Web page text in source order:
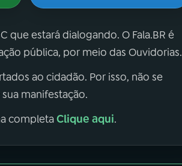
que estará dialogando. O Fala.BR é
pública, por meio das Ouvidorias.
ao cidadão. Por isso, não se
manifestação.
completaClique aqui.